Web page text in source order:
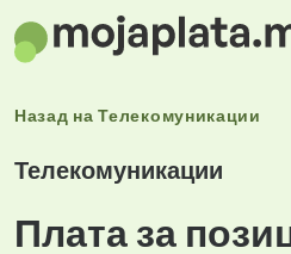
Назад наТелекомуникации
Телекомуникации
Плата за